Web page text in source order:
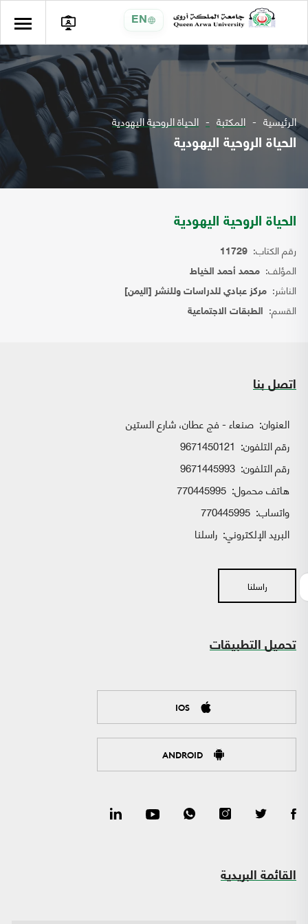
EN
الرئيسية المكتبة الحياة الروحية اليهودية
الحياة الروحية اليهودية
الحياة الروحية اليهودية
رقم الكتاب: 11729
المؤلف: محمد أحمد الخياط
الناشر: مركز عبادي للدراسات وللنشر [اليمن]
القسم: الطبقات الاجتماعية
اتصل بنا
العنوان: صنعاء - فج عطان، شارع الستين
رقم التلفون: 9671450121
رقم التلفون: 9671445993
هاتف محمول: 770445995
واتساب:
البريد الإلكتروني: راسلنا
راسلنا
تحميل التطبيقات
IOS
ANDROID
القائمة البريدية